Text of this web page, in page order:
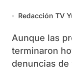
protestas
Redacción TV
Aunque las protestas antigubernamentales
terminaron
denuncias